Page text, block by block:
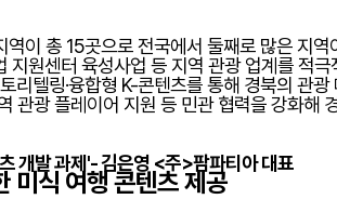
역이 총 15곳으로 전국에서 둘째로 많은 지
지원센터 육성사업 등 지역 관광 업계를 적
리텔링·융합형 K-콘텐츠를 통해 경북의 관
관광 플레이어 지원 등 민관 협력을 강화해
개발 과제'- 김은영 <주>팜파티아 대표
미식 여행 콘텐츠 제공